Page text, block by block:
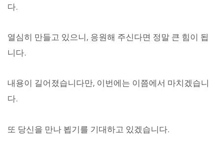
다.
열심히 만들고 있으니, 응원해 주신다면 정말 큰 힘이 됩
니다.
내용이 길어졌습니다만, 이번에는 이쯤에서 마치겠습니
다.
또 당신을 만나 뵙기를 기대하고 있겠습니다.